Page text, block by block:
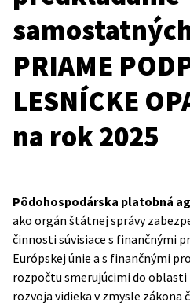
PRIAME
LESNÍCKE
na rok 2025
Pôdohospodárska platobná
ako orgán štátnej správy
činnosti súvisiace s finančnými
Európskej únie a s finančnými
rozpočtu smerujúcimi do oblasti
rozvoja vidieka v zmysle zákona